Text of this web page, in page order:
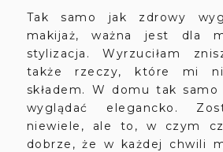
Tak samo jak zdrowy
makijaż, ważna jest dla
stylizacja. Wyrzuciłam
także rzeczy, które mi
składem. W domu tak
wyglądać elegancko.
niewiele, ale to, w czym
dobrze, że w każdej chwili